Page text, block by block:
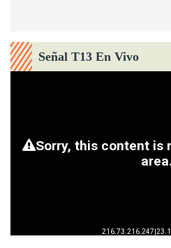
Señal T13 En Vivo